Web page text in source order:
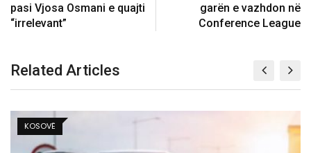
pasi Vjosa Osmani e quajti
“irrelevant”
garën e vazhdon në
Conference League
Related Articles
BALLINA 4